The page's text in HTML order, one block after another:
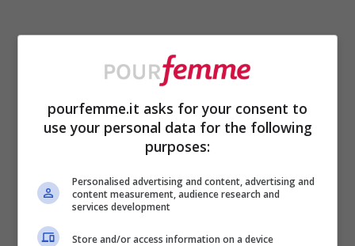
ULTIMI ARTICOLI
pourfemme.it asks for your consent to
use your personal data for the following
purposes:
Personalised advertising and content, advertising and
content measurement, audience research and
services development
Store and/or access information on a device